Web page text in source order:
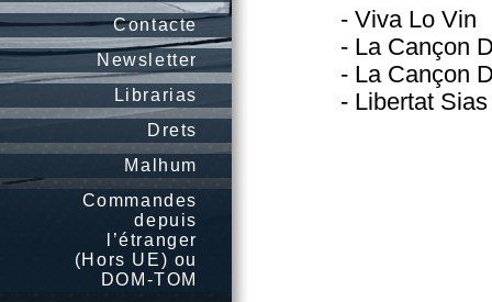
Contacte
Newsletter
Librarias
Drets
Malhum
Commandes
depuis
l’étranger
(Hors UE) ou
DOM-TOM
- Viva Lo Vin
- La Cançon
- La Cançon
- Libertat